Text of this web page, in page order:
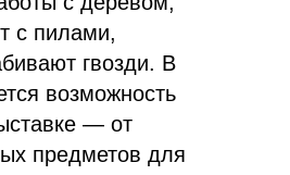
с пилами,
гвозди. В
возможность
— от
предметов для